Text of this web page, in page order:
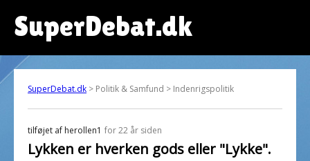
SuperDebat.dk
SuperDebat.dk > Politik & Samfund > Indenrigspolitik
tilføjet af herollen1 for 22 år siden
Lykken er hverken gods eller "Lykke".